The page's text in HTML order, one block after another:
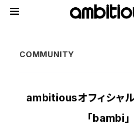
ambitiousオフィシャ
「bambi」